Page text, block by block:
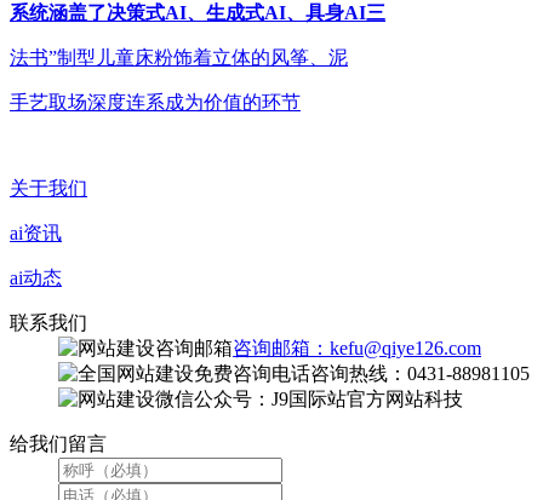
系统涵盖了决策式AI、生成式AI、具身AI三
法书”制型儿童床粉饰着立体的风筝、泥
手艺取场深度连系成为价值的环节
关于我们
ai资讯
ai动态
联系我们
咨询邮箱：kefu@qiye126.com
咨询热线：0431-88981105
微信公众号：J9国际站官方网站科技
给我们留言